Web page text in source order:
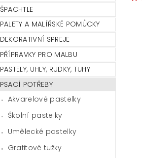
ŠPACHTLE
PALETY A MALÍŘSKÉ POMŮCKY
DEKORATIVNÍ SPREJE
PŘÍPRAVKY PRO MALBU
PASTELY, UHLY, RUDKY, TUHY
PSACÍ POTŘEBY
Akvarelové pastelky
Školní pastelky
Umělecké pastelky
Grafitové tužky